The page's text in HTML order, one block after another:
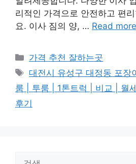
리적인 가격으로 안전하고 편
요. 이사 짐의 양, … Read more
카
테
고
리
가격 추천 잘하는곳
태
그
대전시 유성구 대정동 포장
룸 | 투룸 | 1톤트럭 | 비교 | 월
후기